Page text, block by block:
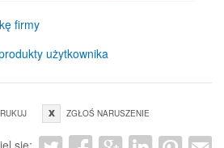
firmy
użytkownika
ZGŁOŚ NARUSZENIE